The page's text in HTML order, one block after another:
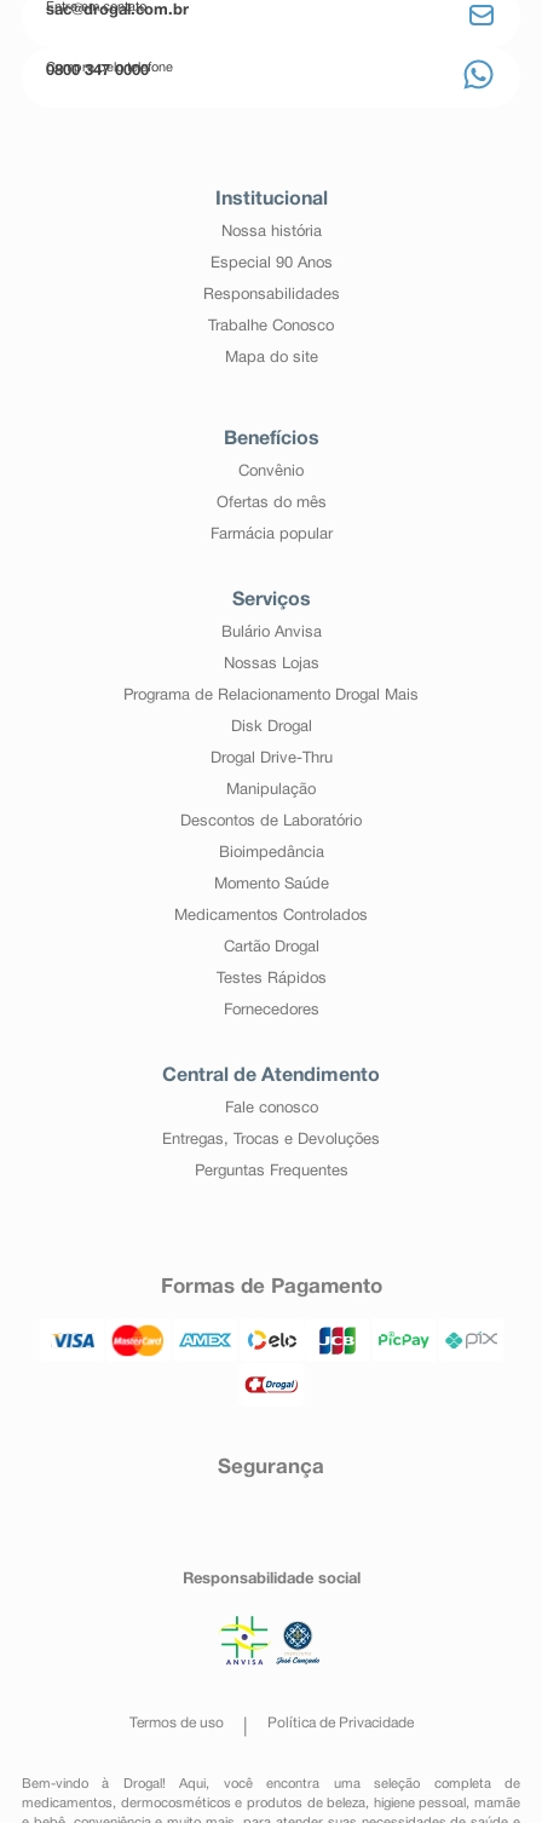
Entre em contato
sac@drogal.com.br
Compre pelo telefone
0800 347 0000
Institucional
Nossa história
Especial 90 Anos
Responsabilidades
Trabalhe Conosco
Mapa do site
Benefícios
Convênio
Ofertas do mês
Farmácia popular
Serviços
Bulário Anvisa
Nossas Lojas
Programa de Relacionamento Drogal Mais
Disk Drogal
Drogal Drive-Thru
Manipulação
Descontos de Laboratório
Bioimpedância
Momento Saúde
Medicamentos Controlados
Cartão Drogal
Testes Rápidos
Fornecedores
Central de Atendimento
Fale conosco
Entregas, Trocas e Devoluções
Perguntas Frequentes
Formas de Pagamento
Segurança
Responsabilidade social
Termos de uso Política de Privacidade
Bem-vindo à Drogal! Aqui, você encontra uma seleção completa de
medicamentos , dermocosméticos e produtos de beleza, higiene pessoal ,mamãe